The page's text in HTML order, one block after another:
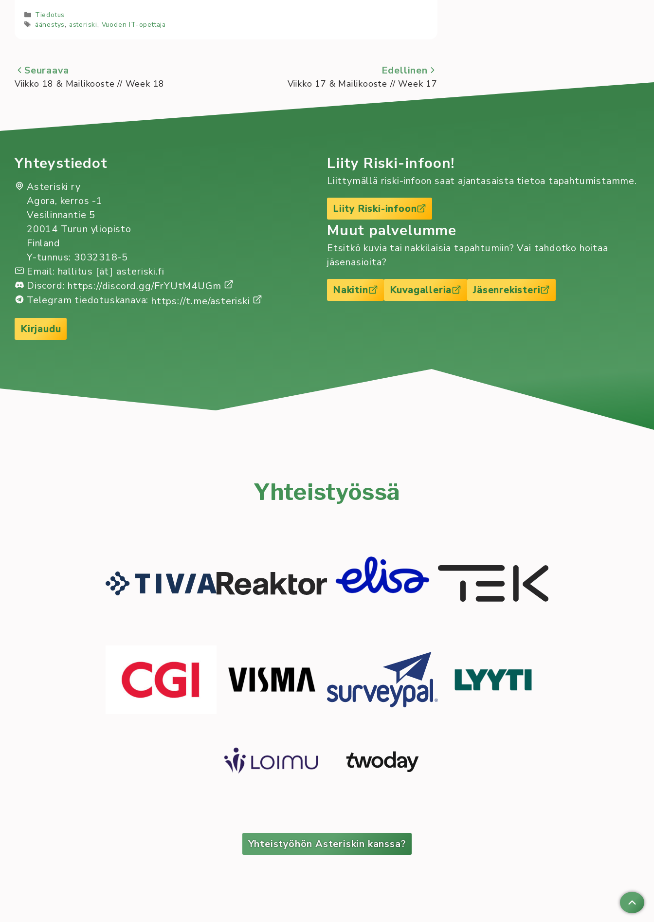
Kategoriat
Tiedotus
Avainsanat
äänestys, asteriski, Vuoden IT-opettaja
Seuraava
Viikko 18 & Mailikooste // Week 18
Edellinen
Viikko 17 & Mailikooste // Week 17
Yhteystiedot
Asteriski ry
Agora, kerros -1
Vesilinnantie 5
20014 Turun yliopisto
Finland
Y-tunnus: 3032318-5
Email: hallitus [ät] asteriski.fi
Discord: https://discord.gg/FrYUtM4UGm
Telegram tiedotuskanava: https://t.me/asteriski
Kirjaudu
Liity Riski-infoon!
Liittymällä riski-infoon saat ajantasaista tietoa tapahtumistamme.
Liity Riski-infoon
Muut palvelumme
Etsitkö kuvia tai nakkilaisia tapahtumiin? Vai tahdotko hoitaa
jäsenasioita?
Nakitin Kuvagalleria Jäsenrekisteri
Yhteistyössä
Yhteistyöhön Asteriskin kanssa?